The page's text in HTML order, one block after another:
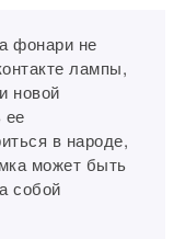
фонари не
лампы,
новой
ее
в народе,
может быть
собой